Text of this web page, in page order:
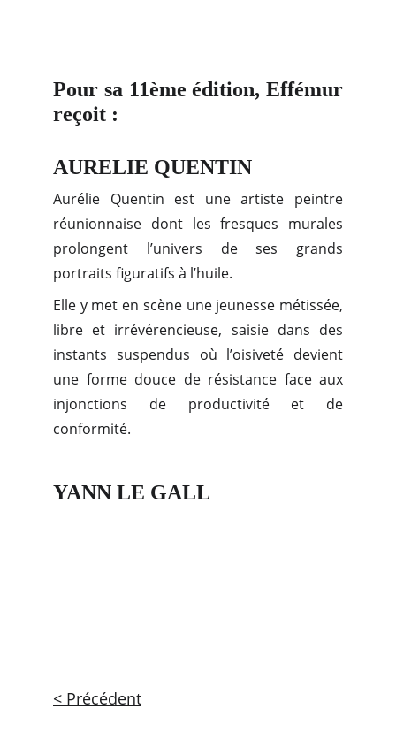
Pour sa 11ème édition, Effémur
reçoit :
AURELIE QUENTIN
Aurélie Quentin est une artiste peintre
réunionnaise dont les fresques murales
prolongent l’univers de ses grands
portraits figuratifs à l’huile.
Elle y met en scène une jeunesse métissée,
libre et irrévérencieuse, saisie dans des
instants suspendus où l’oisiveté devient
une forme douce de résistance face aux
injonctions de productivité et de
conformité.
YANN LE GALL
< Précédent